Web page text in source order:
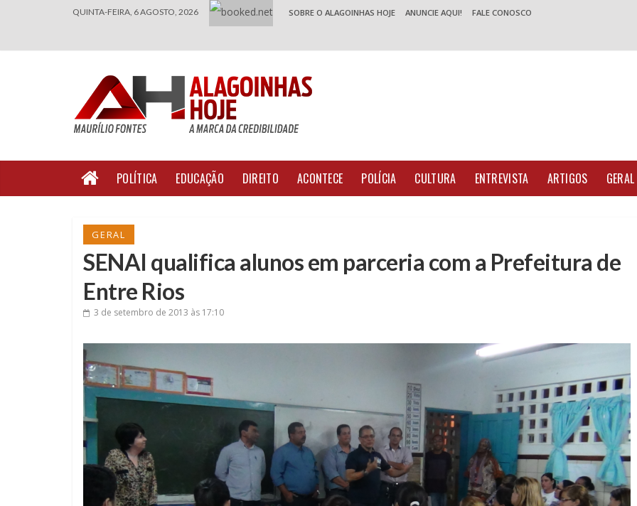
QUINTA-FEIRA, 6 AGOSTO, 2026 SOBRE O ALAGOINHAS HOJE ANUNCIE AQUI! FALE CONOSCO
POLÍTICA EDUCAÇÃO DIREITO ACONTECE POLÍCIA CULTURA ENTREVISTA ARTIGOS GERAL
GERAL
SENAI qualifica alunos em parceria com a Prefeitura de
Entre Rios
3 de setembro de 2013 às 17:10